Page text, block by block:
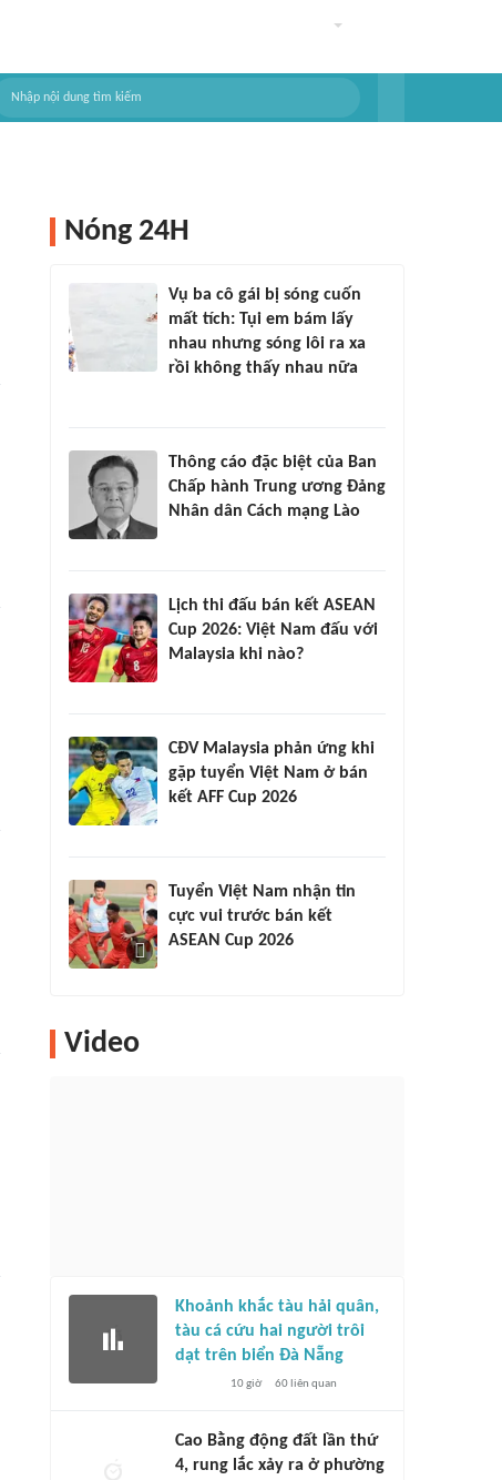
Nóng 24H
Vụ ba cô gái bị sóng cuốn
mất tích: Tụi em bám lấy
nhau nhưng sóng lôi ra xa
rồi không thấy nhau nữa
Thông cáo đặc biệt của Ban
Chấp hành Trung ương Đảng
Nhân dân Cách mạng Lào
Lịch thi đấu bán kết ASEAN
Cup 2026: Việt Nam đấu với
Malaysia khi nào?
CĐV Malaysia phản ứng khi
gặp tuyển Việt Nam ở bán
kết AFF Cup 2026
Tuyển Việt Nam nhận tin
cực vui trước bán kết
ASEAN Cup 2026
Video
Khoảnh khắc tàu hải quân,
tàu cá cứu hai người trôi
dạt trên biển Đà Nẵng
10 giờ 60liên quan
Cao Bằng động đất lần thứ
4, rung lắc xảy ra ở phường